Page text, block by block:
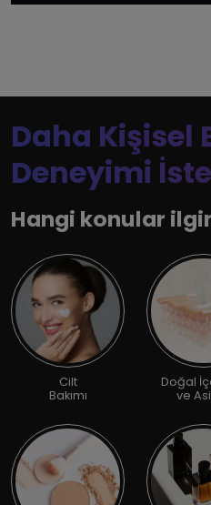
Daha Kişisel
Deneyimi
Hangi konular
Cilt
Bakımı
Doğal
ve